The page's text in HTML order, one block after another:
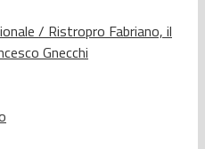
/ Ristropro Fabriano, il
Gnecchi